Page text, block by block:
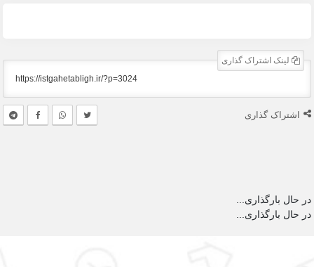
لینک اشتراک گذاری
اشتراک گذاری
در حال بارگذاری...
در حال بارگذاری...